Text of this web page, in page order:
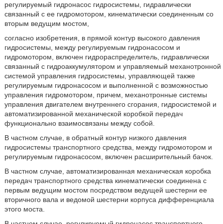
регулируемый гидронасос гидросистемы, гидравлически
связанный с ее гидромотором, кинематически соединенным со
вторым ведущим мостом,
согласно изо6ретения, в прямой контур высокого давления
гидросистемы, между регулируемым гидронасосом и
гидромотором, включен гидрораспределитель, гидравлически
связанный с гидроаккумулятором и управляемый механотронной
системой управления гидросистемы, управляющей также
регулируемым гидронасосом и выполненной с возможностью
управления гидромотором, причем, механотронные системы
управления двигателем внутреннего сгорания, гидросистемой и
автоматизированной механической коробкой передач
функционально взаимосвязаны между собой.
В частном случае, в обратный контур низкого давления
гидросистемы транспортного средства, между гидромотором и
регулируемым гидронасосом, включен расширительный бачок.
В частном случае, автоматизированная механическая коробка
передач транспортного средства кинематически соединена с
первым ведущим мостом посредством ведущей шестерни ее
вторичного вала и ведомой шестерни корпуса дифференциала
этого моста.